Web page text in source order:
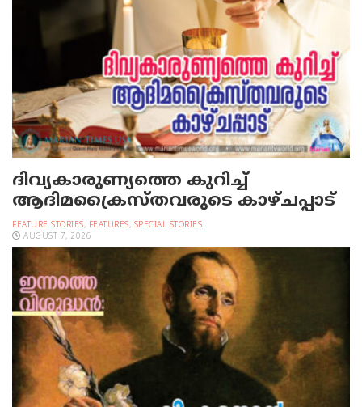
ദിവ്യകാരുണ്യത്തെ കുറിച്ച്
ആദിമക്രൈസ്തവരുടെ കാഴ്ചപ്പാട്
FEATURE STORIES, FEATURES, SPECIAL STORIES
AUGUST 7, 2026